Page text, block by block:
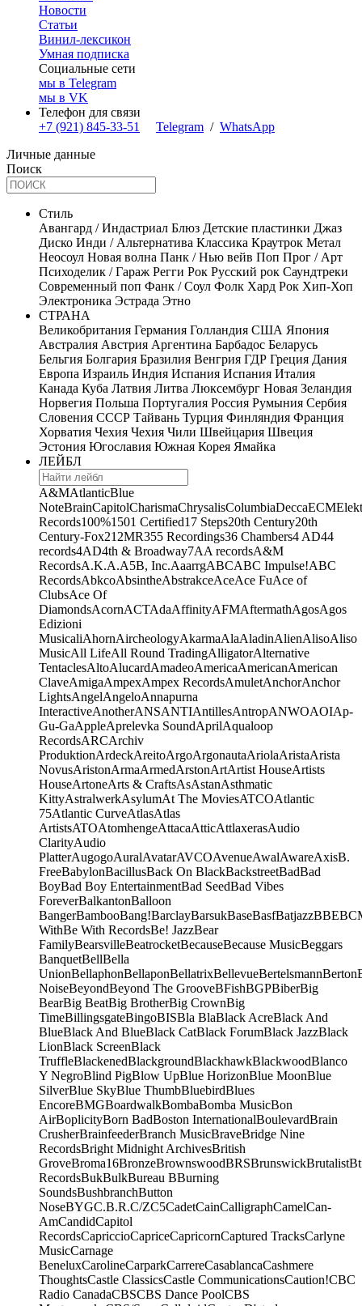
Новости
Статьи
Винил-лексикон
Умная подписка
Социальные сети
мы в Telegram
мы в VK
Телефон для связи
+7 (921) 845-33-51
Telegram / WhatsApp
Личные данные
Поиск
Стиль
Авангард / Индастриал Блюз Детские пластинки Джаз
Диско Инди / Альтернатива Классика Краутрок Метал
Неосоул Новая волна Панк / Нью вейв Поп Прог / Арт
Психоделик / Гараж Регги Рок Русский рок Саундтреки
Современный поп Фанк / Соул Фолк Хард Рок Хип-Хоп
Электроника Эстрада Этно
СТРАНА
Великобритания Германия Голландия США Япония
Австралия Австрия Аргентина Барбадос Беларусь
Бельгия Болгария Бразилия Венгрия ГДР Греция Дания
Европа Израиль Индия Испания Испания Италия
Канада Куба Латвия Литва Люксембург Новая Зеландия
Норвегия Польша Португалия Россия Румыния Сербия
Словения СССР Тайвань Турция Финляндия Франция
Хорватия Чехия Чехия Чили Швейцария Швеция
Эстония Югославия Южная Корея Ямайка
ЛЕЙБЛ
A&MAtlanticBlue
NoteBrainCapitolCharismaChrysalisColumbiaDeccaECM
Records100%1501 Certified17 Steps20th Century20th
Century-Fox21 2MR355 Recordings36 Chambers4 AD44
records4AD4th & Broadway7AA recordsA&M
RecordsA.K.A.A5B, Inc.AaarrgABCABC Impulse!ABC
RecordsAbkcoAbsintheAbstrakceAceAce FuAce of
ClubsAce Of
DiamondsAcornACTAdaAffinityAFMAftermathAgosAgos
Edizioni
MusicaliAhornAircheologyAkarmaAlaAladinAlienAlisoAliso
MusicAll LifeAll Round TradingAlligatorAlternative
TentaclesAltoAlucardAmadeoAmericaAmericanAmerican
ClaveAmigaAmpexAmpex RecordsAmuletAnchorAnchor
LightsAngelAngeloAnnapurna
InteractiveAnotherANSANTIAntillesAntropANWOAOIAp-
Gu-GaAppleAprelevka SoundAprilAqualoop
RecordsARCArchiv
ProduktionArdeckAreitoArgoArgonautaAriolaAristaArista
NovusAristonArmaArmedArstonArtArtist HouseArtists
HouseArtoneArts & CraftsAsAstanAsthmatic
KittyAstralwerkAsylumAt The MoviesATCOAtlantic
75Atlantic CurveAtlasAtlas
ArtistsATOAtomhengeAttacaAtticAttlaxerasAudio
ClarityAudio
PlatterAugogoAuralAvatarAVCOAvenueAwalAwareAxisB.
FreeBabylonBacillusBack On BlackBackstreetBadBad
BoyBad Boy EntertainmentBad SeedBad Vibes
ForeverBalkantonBalloon
BangerBambooBang!BarclayBarsukBaseBasfBatjazzBBE
WithBe With RecordsBe! JazzBear
FamilyBearsvilleBeatrocketBecauseBecause MusicBeggars
BanquetBellBella
UnionBellaphonBellaponBellatrixBellevueBertelsmannBerton
NoiseBeyondBeyond The GrooveBFishBGPBiberBig
BearBig BeatBig BrotherBig CrownBig
TimeBillingsgateBingoBISBla BlaBlack AcreBlack And
BlueBlack And BlueBlack CatBlack ForumBlack JazzBlack
LionBlack ScreenBlack
TruffleBlackenedBlackgroundBlackhawkBlackwoodBlanco
Y NegroBlind PigBlow UpBlue HorizonBlue MoonBlue
SilverBlue SkyBlue ThumbBluebirdBlues
EncoreBMGBoardwalkBombaBomba MusicBon
AirBoplicityBorn BadBoston InternationalBoulevardBrain
CrusherBrainfeederBranch MusicBraveBridge Nine
RecordsBright Midnight ArchivesBritish
GroveBroma16BronzeBrownswoodBRSBrunswickBrutalist
RecordsBukBulkBureau BBurning
SoundsBushbranchButton
NoseBYGC.B.R.C/ZC5CadetCainCalligraphCamelCan-
AmCandidCapitol
RecordsCapriccioCapriceCapricornCaptured TracksCarlyne
MusicCarnage
BeneluxCarolineCarparkCarrereCasablancaCashmere
ThoughtsCastle ClassicsCastle CommunicationsCaution!CBC
Radio CanadaCBSCBS Dance PoolCBS